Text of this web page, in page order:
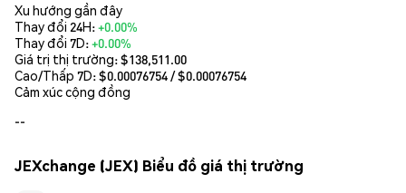
Xu hướng gần đây
Thay đổi 24H:+0.00%
Thay đổi 7D:+0.00%
Giá trị thị trường:$138,511.00
Cao/Thấp 7D: $0.00076754/ $0.00076754
Cảm xúc cộng đồng
--
JEXchange (JEX) Biểu đồ giá thị trường